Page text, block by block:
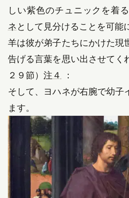
しい紫色のチュニックを着
ネ （新しいタブで開きます）
として見分けることを可能
羊は彼が弟子たちにかけた現
告げる言葉を思い出させてく
２９節） 注４
：
そして、ヨハネが右腕で幼子
ます。